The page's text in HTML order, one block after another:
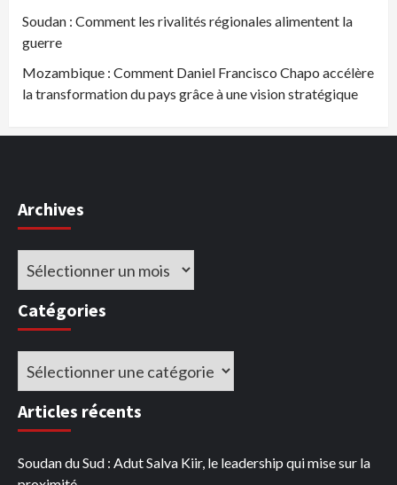
Soudan : Comment les rivalités régionales alimentent la
guerre
Mozambique : Comment Daniel Francisco Chapo accélère
la transformation du pays grâce à une vision stratégique
Archives
Archives
Catégories
Catégories
Articles récents
Soudan du Sud : Adut Salva Kiir, le leadership qui mise sur la